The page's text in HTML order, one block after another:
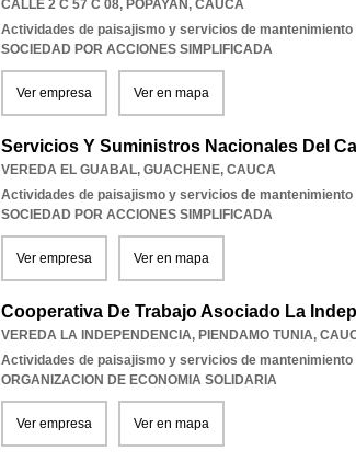
CALLE 2 C 57 C 08, POPAYAN, CAUCA
Actividades de paisajismo y servicios de mantenimiento
SOCIEDAD POR ACCIONES SIMPLIFICADA
Ver empresa Ver en mapa
Servicios Y Suministros Nacionales Del
VEREDA EL GUABAL, GUACHENE, CAUCA
Actividades de paisajismo y servicios de mantenimiento
SOCIEDAD POR ACCIONES SIMPLIFICADA
Ver empresa Ver en mapa
Cooperativa De Trabajo Asociado La
VEREDA LA INDEPENDENCIA, PIENDAMO TUNIA,
Actividades de paisajismo y servicios de mantenimiento
ORGANIZACION DE ECONOMIA SOLIDARIA
Ver empresa Ver en mapa